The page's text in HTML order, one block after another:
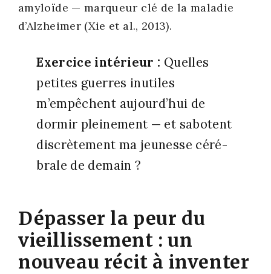
amy­loïde — mar­queur clé de la mala­die
d’Alz­hei­mer (Xie et al., 2013).
Exer­cice inté­rieur : Quelles
petites guerres inutiles
m’empêchent aujourd’­hui de
dor­mir plei­ne­ment — et sabotent
dis­crè­te­ment ma jeu­nesse céré­
brale de demain ?
Dépasser la peur du
vieillissement : un
nouveau récit à inventer